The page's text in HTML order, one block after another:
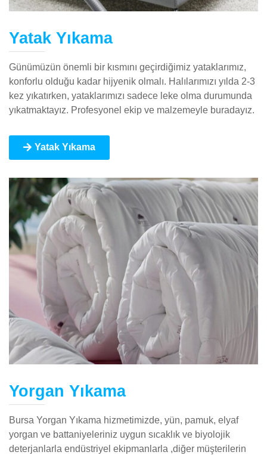
Yatak Yıkama
Günümüzün önemli bir kısmını geçirdiğimiz yataklarımız,
konforlu olduğu kadar hijyenik olmalı. Halılarımızı yılda 2-3
kez yıkatırken, yataklarımızı sadece leke olma durumunda
yıkatmaktayız. Profesyonel ekip ve malzemeyle buradayız.
Yatak Yıkama
Yorgan Yıkama
Bursa Yorgan Yıkama hizmetimizde, yün, pamuk, elyaf
yorgan ve battaniyeleriniz uygun sıcaklık ve biyolojik
deterjanlarla endüstriyel ekipmanlarla ,diğer müşterilerin